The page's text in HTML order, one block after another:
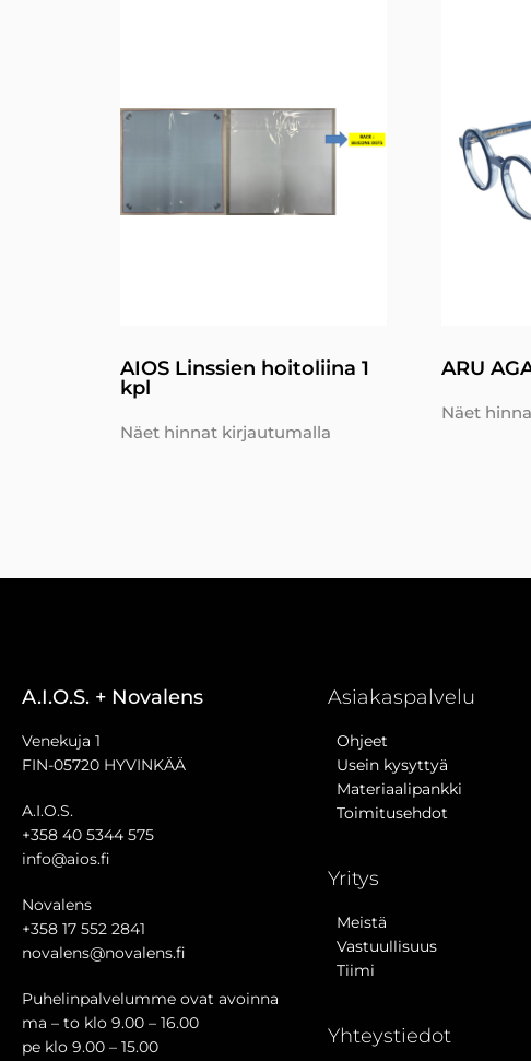
AIOS Linssien hoitoliina 1
kpl
Näet hinnat kirjautumalla
ARU
Näet
A.I.O.S. + Novalens
Venekuja 1
FIN-05720 HYVINKÄÄ
A.I.O.S.
+358 40 5344 575
info@aios.fi
Novalens
+358 17 552 2841
novalens@novalens.fi
Puhelinpalvelumme ovat avoinna
ma – to klo 9.00 – 16.00
pe klo 9.00 – 15.00
Asiakaspalvelu
Ohjeet
Usein kysyttyä
Materiaalipankki
Toimitusehdot
Yritys
Meistä
Vastuullisuus
Tiimi
Yhteystiedot